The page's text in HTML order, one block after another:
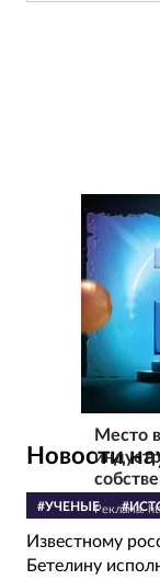
Место
Реклама.
Новости
#УЧЕНЫЕ
Известному
Бетелину